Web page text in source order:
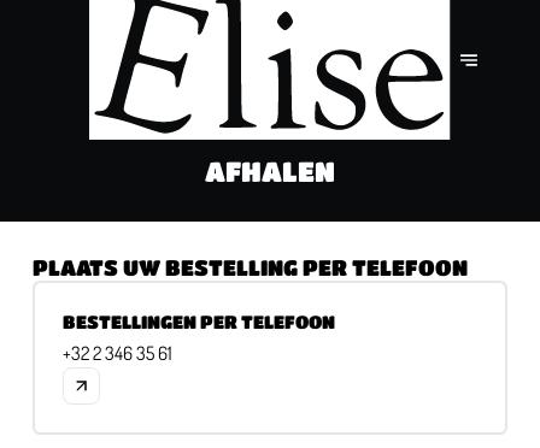
AFHALEN
PLAATS UW BESTELLING PER TELEFOON
BESTELLINGEN PER TELEFOON
+32 2 346 35 61